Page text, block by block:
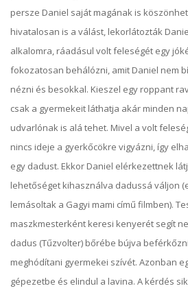
persze Daniel saját magának is
hivatalosan is a válást, lekorlátozták
alkalomra, ráadásul volt feleségét egy
fokozatosan behálózni, amit Daniel nem
nézni és besokkal. Kieszel egy roppant
csak a gyermekeit láthatja akár minden
udvarlónak is alá tehet. Mivel a volt
nincs ideje a gyerkőcökre vigyázni, így
egy dadust. Ekkor Daniel elérkezettnek
lehetőséget kihasználva dadussá váljon
lemásoltak a Gagyi mami című filmben).
maszkmesterként keresi kenyerét segít
dadus (Tűzvolter) bőrébe bújva
meghódítani gyermekei szívét. Azonban
gépezetbe és elindul a lavina. A kérdés